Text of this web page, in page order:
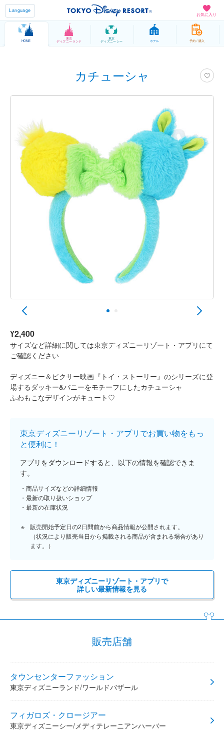
お気に入り
Language
HOME
東京
ディズニーランド
東京
ディズニーシー ホテル 予約 / 購入
カチューシャ
¥2,400
サイズなど詳細に関しては東京ディズニーリゾート・アプリにて
ご確認ください
ディズニー＆ピクサー映画『トイ・ストーリー』のシリーズに登
場するダッキー&バニーをモチーフにしたカチューシャ
ふわもこなデザインがキュート♡
東京ディズニーリゾート・アプリでお買い物をもっ
と便利に！
アプリをダウンロードすると、以下の情報を確認できま
す。
商品サイズなどの詳細情報
最新の取り扱いショップ
最新の在庫状況
販売開始予定日の2日間前から商品情報が公開されます。
（状況により販売当日から掲載される商品が含まれる場合があり
ます。）
東京ディズニーリゾート・アプリで
詳しい最新情報を見る
販売店舗
タウンセンターファッション
東京ディズニーランド/ワールドバザール
フィガロズ・クロージアー
東京ディズニーシー/メディテレーニアンハーバー